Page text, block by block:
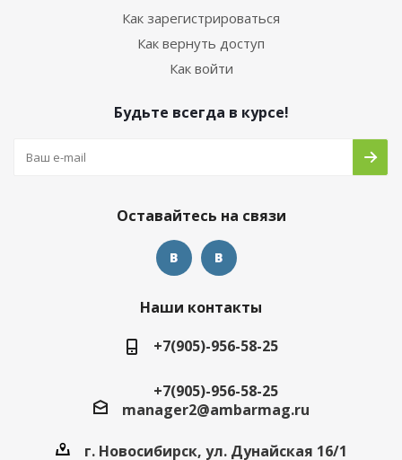
Как зарегистрироваться
Как вернуть доступ
Как войти
Будьте всегда в курсе!
Оставайтесь на связи
Наши контакты
+7(905)-956-58-25
+7(905)-956-58-25
manager2@ambarmag.ru
г. Новосибирск, ул. Дунайская 16/1